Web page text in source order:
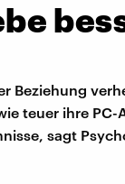
Beziehung
teuer ihre
sagt